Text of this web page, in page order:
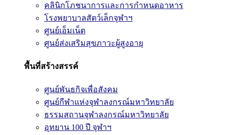
คลินิกโภชนาการและการกำหนดอาหาร
โรงพยาบาลสัตว์เล็กจุฬาฯ
ศูนย์เอ็มเน็ต
ศูนย์ส่งเสริมสุขภาวะผู้สูงอายุ
พื้นที่สร้างสรรค์
ศูนย์พันธกิจเพื่อสังคม
ศูนย์กีฬาแห่งจุฬาลงกรณ์มหาวิทยาลัย
ธรรมสถานจุฬาลงกรณ์มหาวิทยาลัย
อุทยาน 100 ปี จุฬาฯ